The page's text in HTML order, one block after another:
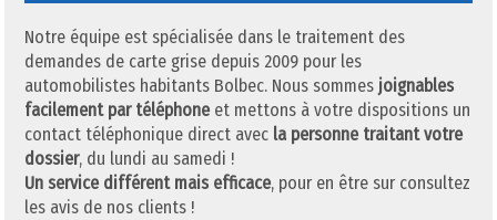
Notre équipe est spécialisée dans le traitement des
demandes de carte grise depuis 2009 pour les
automobilistes habitants Bolbec. Nous sommes joignables
facilement par téléphone et mettons à votre dispositions un
contact téléphonique direct avec la personne traitant votre
dossier, du lundi au samedi !
Un service différent mais efficace, pour en être sur consultez
les avis de nos clients !